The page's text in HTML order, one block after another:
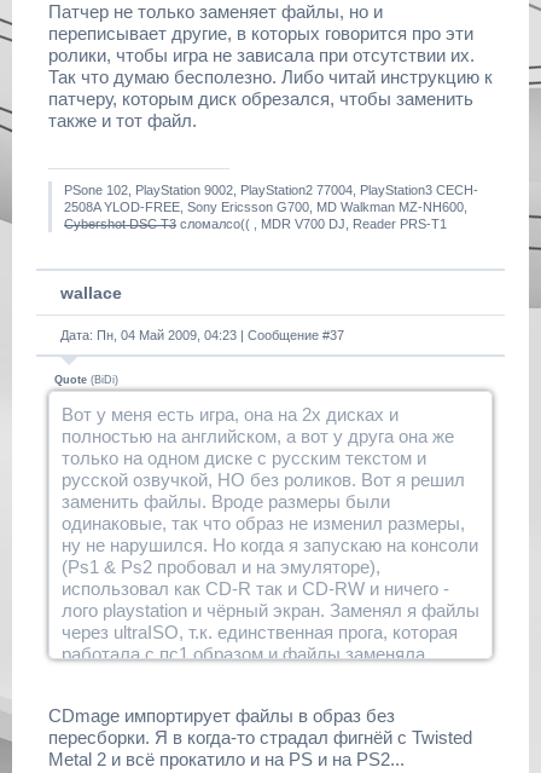
Патчер не только заменяет файлы, но и
переписывает другие, в которых говорится про эти
ролики, чтобы игра не зависала при отсутствии их.
Так что думаю бесполезно. Либо читай инструкцию к
патчеру, которым диск обрезался, чтобы заменить
также и тот файл.
PSone 102, PlayStation 9002, PlayStation2 77004, PlayStation3 CECH-
2508A YLOD-FREE, Sony Ericsson G700, MD Walkman MZ-NH600,
Cybershot DSC T3 сломалсо(( , MDR V700 DJ, Reader PRS-T1
wallace
Дата: Пн, 04 Май 2009, 04:23 | Сообщение #37
Quote (BiDi)
Вот у меня есть игра, она на 2х дисках и
полностью на английском, а вот у друга она же
только на одном диске с русским текстом и
русской озвучкой, НО без роликов. Вот я решил
заменить файлы. Вроде размеры были
одинаковые, так что образ не изменил размеры,
ну не нарушился. Но когда я запускаю на консоли
(Ps1 & Ps2 пробовал и на эмуляторе),
использовал как CD-R так и CD-RW и ничего -
лого playstation и чёрный экран. Заменял я файлы
через ultraISO, т.к. единственная прога, которая
работала с пс1 образом и файлы заменяла.
CDmage импортирует файлы в образ без
пересборки. Я в когда-то страдал фигнёй с Twisted
Metal 2 и всё прокатило и на PS и на PS2...